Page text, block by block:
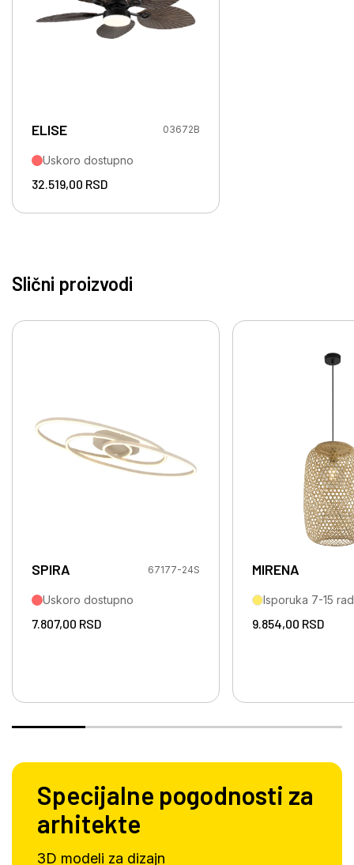
ELISE 03672B
Uskoro dostupno
32.519,00 RSD
Slični proizvodi
SPIRA 67177-24S
Uskoro dostupno
7.807,00 RSD
MIRENA
Isporuka 7-15
9.854,00 RSD
Specijalne pogodnosti za
arhitekte
3D modeli za dizajn